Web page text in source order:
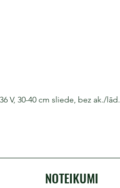
V, 30-40 cm sliede, bez ak./lād.
NOTEIKUMI